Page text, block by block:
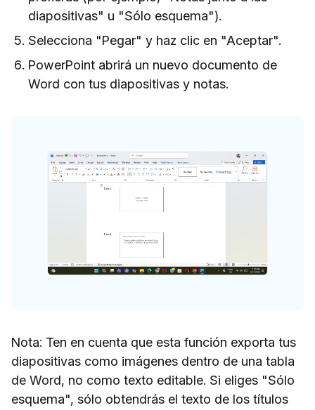
diapositivas" u "Sólo esquema").
Selecciona "Pegar" y haz clic en "Aceptar".
PowerPoint abrirá un nuevo documento de
Word con tus diapositivas y notas.
Nota: Ten en cuenta que esta función exporta tus
diapositivas como imágenes dentro de una tabla
de Word, no como texto editable. Si eliges "Sólo
esquema", sólo obtendrás el texto de los títulos